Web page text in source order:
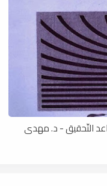
التّحقيق - د. مهدى